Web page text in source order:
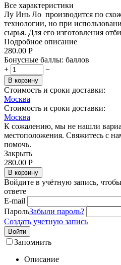
Все характеристики
Лу Инь Ло производится по
технологии, но при
сырья. Для его изготовления
Подробное описание
280.00 Р
Бонусные баллы: баллов
+
−
В корзину
Стоимость и сроки доставки:
Москва
Стоимость и сроки доставки:
Москва
К сожалению, мы не нашли
местоположения. Свяжитесь с
помочь.
Закрыть
280.00 Р
В корзину
Войдите в учётную запись,
ответе
E-mail
ПарольЗабыли пароль?
Создать учетную запись
Войти
Запомнить
Описание